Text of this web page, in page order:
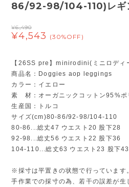
86/92-98/104-110)レギ
¥6,490
¥4,543 (30%OFF)
【26SS pre】minirodini(ミニロディ
商品名：Doggies aop leggings
カラー：イエロー
素 材：オーガニックコットン95%ポ
生産国：トルコ
サイズ(cm)80-86/92-98/104-110
80-86...総丈47 ウエスト20 股下28
92-98...総丈56 ウエスト22 股下36
104-110...総丈63 ウエスト23 股下43
※採寸は平置きの状態で行っています。
手作業での採寸の為、若干の誤差が